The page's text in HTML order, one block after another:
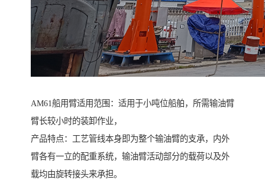
AM61船用臂适用范围：适用于小吨位船舶，所需输油臂
臂长较小时的装卸作业，
产品特点：工艺管线本身即为整个输油臂的支承，内外
臂各有一立的配重系统，输油臂活动部分的载荷以及外
载均由旋转接头来承担。